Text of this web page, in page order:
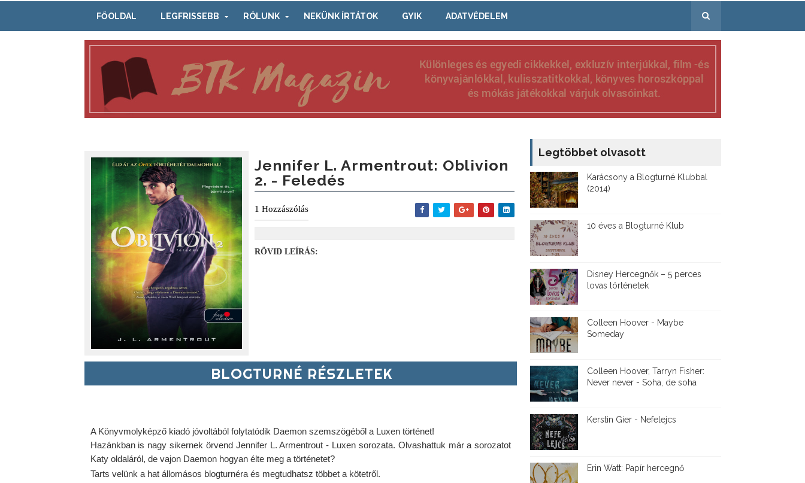
FŐOLDAL LEGFRISSEBB RÓLUNK NEKÜNK ÍRTÁTOK GYIK ADATVÉDELEM
Jennifer L. Armentrout: Oblivion
2. - Feledés
1 Hozzászólás
RÖVID LEÍRÁS:
BLOGTURNÉ RÉSZLETEK
A Könyvmolyképző kiadó jóvoltából folytatódik Daemon szemszögéből a Luxen történet!
Hazánkban is nagy sikernek örvend Jennifer L. Armentrout - Luxen sorozata. Olvashattuk már a sorozatot
Katy oldaláról, de vajon Daemon hogyan élte meg a történetet?
Tarts velünk a hat állomásos blogturnéra és megtudhatsz többet a kötetről.
Legtöbbet olvasott
Karácsony a Blogturné Klubbal
(2014)
10 éves a Blogturné Klub
Disney ​Hercegnők – 5 perces
lovas történetek
Colleen Hoover - Maybe
Someday
Colleen Hoover, Tarryn Fisher:
Never never - Soha, de soha
Kerstin Gier - Nefelejcs
Erin Watt: Papír hercegnő